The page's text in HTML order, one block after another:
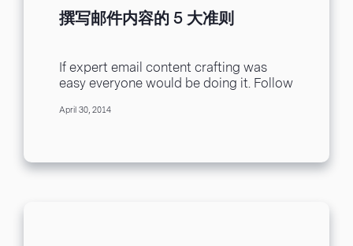
撰写邮件内容的 5 大准则
If expert email content crafting was
easy everyone would be doing it. Follow
consummate...
April 30, 2014